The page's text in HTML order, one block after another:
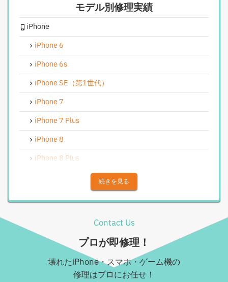
iPhoneカメラレンズガラス交換修理
iPhoneインカメラ交換修理
iPhoneリンゴループ、システム復旧
iPhone基板破損修理（軽度）
iPhoneバイブレータ交換修理
Android修理実績
Androidフロントパネル交換修理
Androidバッテリー交換
Android水没洗浄作業
Androidその他部品修理
Androidロゴループ、システム復旧
Android基板破損修理（軽度）
モデル別修理実績
iPhone
iPhone 6
iPhone 6s
iPhone SE（第1世代）
iPhone 7
iPhone 7 Plus
iPhone 8
iPhone 8 Plus
iPhone XR
iPhone 11 Pro
続きを見る
Contact Us
プロが即修理！
壊れたiPhone・スマホ・ゲーム機の
修理はプロにお任せ！